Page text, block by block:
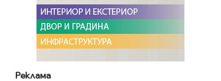
Реклама